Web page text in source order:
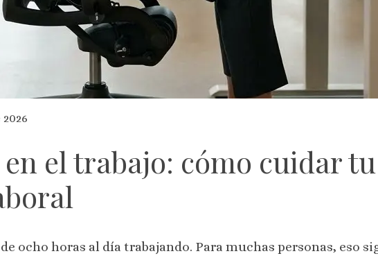
el trabajo: cómo cuidar
ocho horas al día trabajando. Para muchas personas, eso